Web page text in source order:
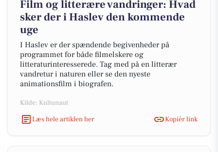
Film og litterære vandringer: Hvad
sker der i Haslev den kommende
uge
I Haslev er der spændende begivenheder på
programmet for både filmelskere og
litteraturinteresserede. Tag med på en litterær
vandretur i naturen eller se den nyeste
animationsfilm i biografen.
Kilde: Kultunaut
Læs hele artiklen her
Kopiér link